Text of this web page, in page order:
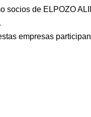
socios de ELPOZO
empresas